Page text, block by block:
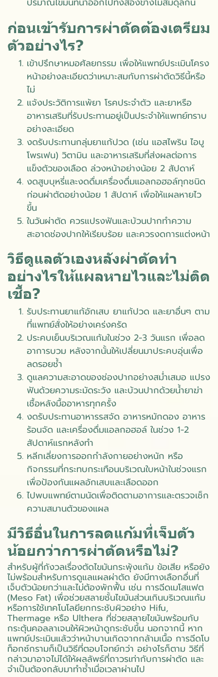
ก่อนเข้ารับการผ่าตัดต้องเตรียม
ตัวอย่างไร?
เข้าปรึกษาหมอศัลยกรรม เพื่อให้แพทย์ประเมินโครง
หน้าอย่างละเอียดว่าเหมาะสมกับการผ่าตัดวิธีนี้หรือ
ไม่
แจ้งประวัติการแพ้ยา โรคประจำตัว และยาหรือ
อาหารเสริมที่รับประทานอยู่เป็นประจำให้แพทย์ทราบ
อย่างละเอียด
งดรับประทานกลุ่มยาแก้ปวด (เช่น แอสไพริน ไอบู
โพรเฟน) วิตามิน และอาหารเสริมที่ส่งผลต่อการ
แข็งตัวของเลือด ล่วงหน้าอย่างน้อย 2 สัปดาห์
งดสูบบุหรี่และงดดื่มเครื่องดื่มแอลกอฮอล์ทุกชนิด
ก่อนผ่าตัดอย่างน้อย 1 สัปดาห์ เพื่อให้แผลหายไว
ขึ้น
ในวันผ่าตัด ควรแปรงฟันและบ้วนปากทำความ
สะอาดช่องปากให้เรียบร้อย และควรงดการแต่งหน้า
วิธีดูแลตัวเองหลังผ่าตัดทำ
อย่างไรให้แผลหายไวและไม่ติด
เชื้อ?
รับประทานยาแก้อักเสบ ยาแก้ปวด และยาอื่นๆ ตาม
ที่แพทย์สั่งให้อย่างเคร่งครัด
ประคบเย็นบริเวณแก้มในช่วง 2-3 วันแรก เพื่อลด
อาการบวม หลังจากนั้นให้เปลี่ยนมาประคบอุ่นเพื่อ
ลดรอยช้ำ
ดูแลความสะอาดของช่องปากอย่างสม่ำเสมอ แปรง
ฟันด้วยความระมัดระวัง และบ้วนปากด้วยน้ำยาฆ่า
เชื้อหลังมื้ออาหารทุกครั้ง
งดรับประทานอาหารรสจัด อาหารหมักดอง อาหาร
ร้อนจัด และเครื่องดื่มแอลกอฮอล์ ในช่วง 1-2
สัปดาห์แรกหลังทำ
หลีกเลี่ยงการออกกำลังกายอย่างหนัก หรือ
กิจกรรมที่กระทบกระเทือนบริเวณใบหน้าในช่วงแรก
เพื่อป้องกันแผลอักเสบและเลือดออก
ไปพบแพทย์ตามนัดเพื่อติดตามอาการและตรวจเช็ก
ความสมานตัวของแผล
มีวิธีอื่นในการลดแก้มที่เจ็บตัว
น้อยกว่าการผ่าตัดหรือไม่?
สำหรับผู้ที่กังวลเรื่องตัดไขมันกระพุ้งแก้ม ข้อเสีย หรือยัง
ไม่พร้อมสำหรับการดูแลแผลผ่าตัด ยังมีทางเลือกอื่นที่
เจ็บตัวน้อยกว่าและไม่ต้องพักฟื้น เช่น การฉีดเมโสแฟต
(Meso Fat) เพื่อช่วยสลายชั้นไขมันส่วนเกินบริเวณแก้ม
หรือการใช้เทคโนโลยียกกระชับผิวอย่าง Hifu,
Thermage หรือ Ulthera ที่ช่วยสลายไขมันพร้อมกับ
กระตุ้นคอลลาเจนให้ผิวหน้าดูกระชับขึ้น นอกจากนี้ หาก
แพทย์ประเมินแล้วว่าหน้าบานเกิดจากกล้ามเนื้อ การฉีดโบ
ท็อกซ์กรามก็เป็นวิธีที่ตอบโจทย์กว่า อย่างไรก็ตาม วิธีที่
กล่าวมาอาจไม่ได้ให้ผลลัพธ์ที่ถาวรเท่ากับการผ่าตัด และ
จำเป็นต้องกลับมาทำซ้ำเมื่อเวลาผ่านไป